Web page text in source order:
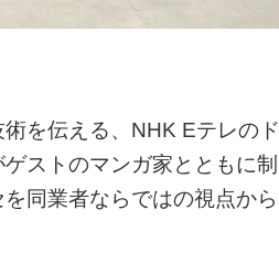
を伝える、NHK Eテレのド
ストのマンガ家とともに制
同業者ならではの視点から